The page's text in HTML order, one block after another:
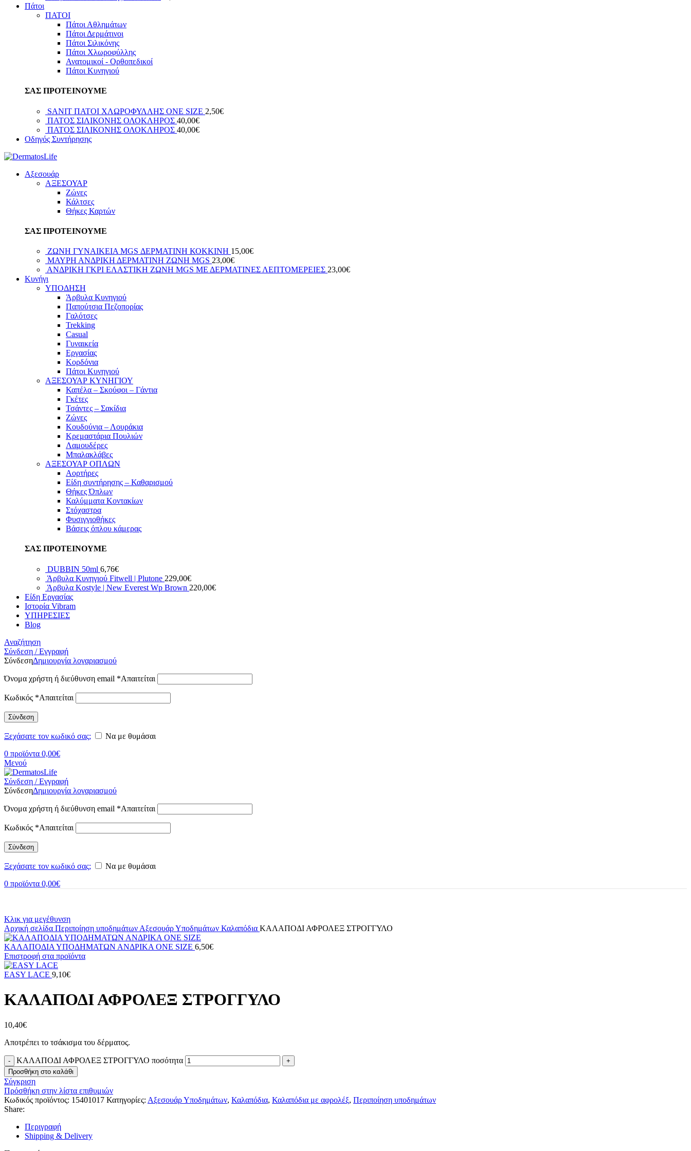
Πάτοι
ΠΑΤΟΙ
Πάτοι Αθλημάτων
Πάτοι Δερμάτινοι
Πάτοι Σιλικόνης
Πάτοι Χλωροφύλλης
Ανατομικοί - Ορθοπεδικοί
Πάτοι Κυνηγιού
ΣΑΣ ΠΡΟΤΕΙΝΟΥΜΕ
SANIT ΠΑΤΟΙ ΧΛΩΡΟΦΥΛΛΗΣ ΟΝΕ SIZE 2,50€
ΠΑΤΟΣ ΣΙΛΙΚΟΝΗΣ ΟΛΟΚΛΗΡΟΣ 40,00€
ΠΑΤΟΣ ΣΙΛΙΚΟΝΗΣ ΟΛΟΚΛΗΡΟΣ 40,00€
Οδηγός Συντήρησης
Αξεσουάρ
ΑΞΕΣΟΥΑΡ
Ζώνες
Κάλτσες
Θήκες Καρτών
ΣΑΣ ΠΡΟΤΕΙΝΟΥΜΕ
ΖΩΝΗ ΓΥΝΑΙΚΕΙΑ MGS ΔΕΡΜΑΤΙΝΗ ΚΟΚΚΙΝΗ 15,00€
ΜΑΥΡΗ ΑΝΔΡΙΚΗ ΔΕΡΜΑΤΙΝΗ ΖΩΝΗ MGS 23,00€
ΑΝΔΡΙΚΗ ΓΚΡΙ ΕΛΑΣΤΙΚΗ ΖΩΝΗ MGS ΜΕ ΔΕΡΜΑΤΙΝΕΣ ΛΕΠΤΟΜΕΡΕΙΕΣ 23,00€
Κυνήγι
ΥΠΟΔΗΣΗ
Άρβυλα Κυνηγιού
Παπούτσια Πεζοπορίας
Γαλότσες
Trekking
Casual
Γυναικεία
Εργασίας
Κορδόνια
Πάτοι Κυνηγιού
ΑΞΕΣΟΥΑΡ ΚΥΝΗΓΙΟΥ
Καπέλα – Σκούφοι – Γάντια
Γκέτες
Τσάντες – Σακίδια
Ζώνες
Κουδούνια – Λουράκια
Κρεμαστάρια Πουλιών
Λαμουδέρες
Μπαλακλάβες
ΑΞΕΣΟΥΑΡ ΟΠΛΩΝ
Αορτήρες
Είδη συντήρησης – Καθαρισμού
Θήκες Όπλων
Καλύμματα Κοντακίων
Στόχαστρα
Φυσιγγιοθήκες
Βάσεις όπλου κάμερας
ΣΑΣ ΠΡΟΤΕΙΝΟΥΜΕ
DUBBIN 50ml 6,76€
Άρβυλα Κυνηγιού Fitwell | Plutone 229,00€
Άρβυλα Kostyle | New Everest Wp Brown 220,00€
Είδη Εργασίας
Ιστορία Vibram
ΥΠΗΡΕΣΙΕΣ
Blog
Αναζήτηση
Σύνδεση / Εγγραφή
ΣύνδεσηΔημιουργία λογαριασμού
Όνομα χρήστη ή διεύθυνση email *Απαιτείται
Κωδικός *Απαιτείται
Σύνδεση
Ξεχάσατε τον κωδικό σας;
Να με θυμάσαι
0 προϊόντα 0,00€
Μενού
Σύνδεση / Εγγραφή
ΣύνδεσηΔημιουργία λογαριασμού
Όνομα χρήστη ή διεύθυνση email *Απαιτείται
Κωδικός *Απαιτείται
Σύνδεση
Ξεχάσατε τον κωδικό σας;
Να με θυμάσαι
0 προϊόντα 0,00€
Κλικ για μεγέθυνση
Αρχική σελίδα Περιποίηση υποδημάτων Αξεσουάρ Υποδημάτων Καλαπόδια ΚΑΛΑΠΟΔΙ ΑΦΡΟΛΕΞ ΣΤΡΟΓΓΥΛΟ
ΚΑΛΑΠΟΔΙΑ ΥΠΟΔΗΜΑΤΩΝ ΑΝΔΡΙΚΑ ONE SIZE 6,50€
Επιστροφή στα προϊόντα
EASY LACE 9,10€
ΚΑΛΑΠΟΔΙ ΑΦΡΟΛΕΞ ΣΤΡΟΓΓΥΛΟ
10,40€
Αποτρέπει το τσάκισμα του δέρματος.
ΚΑΛΑΠΟΔΙ ΑΦΡΟΛΕΞ ΣΤΡΟΓΓΥΛΟ ποσότητα
Προσθήκη στο καλάθι
Σύγκριση
Πρόσθήκη στην λίστα επιθυμιών
Κωδικός προϊόντος: 15401017 Κατηγορίες: Αξεσουάρ Υποδημάτων, Καλαπόδια, Καλαπόδια με αφρολέξ, Περιποίηση υποδημάτων
Share:
Περιγραφή
Shipping & Delivery